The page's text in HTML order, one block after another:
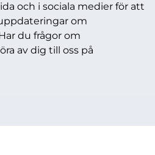
och i sociala medier för att
om
du frågor om
av dig till oss på